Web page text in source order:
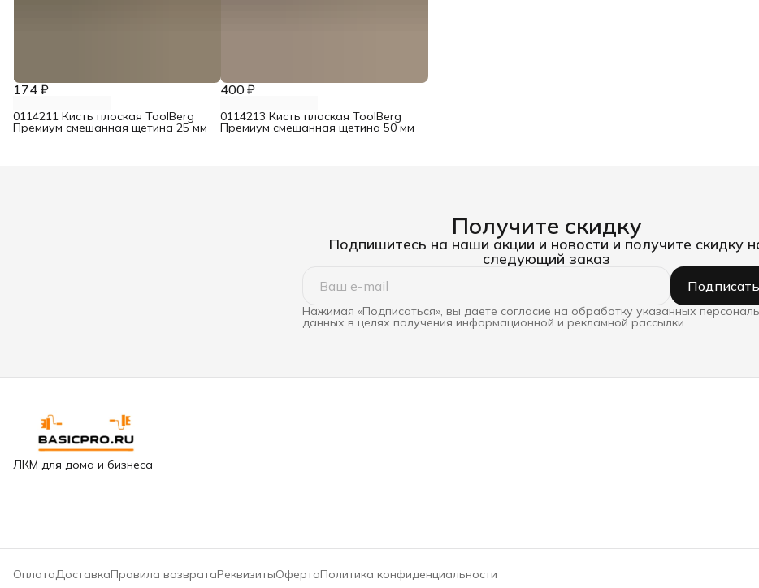
174 ₽
0114211 Кисть плоская ToolBerg
Премиум смешанная щетина 25 мм
400 ₽
0114213 Кисть плоская ToolBerg
Премиум смешанная щетина 50 мм
Получите скидку
Подпишитесь на наши акции и новости и получите скидку
следующий заказ
Нажимая «Подписаться», вы даете согласие на обработку указанных
данных в целях получения информационной и рекламной рассылки
ЛКМ для дома и бизнеса
ОплатаДоставкаПравила возвратаРеквизитыОфертаПолитика конфиденциальности